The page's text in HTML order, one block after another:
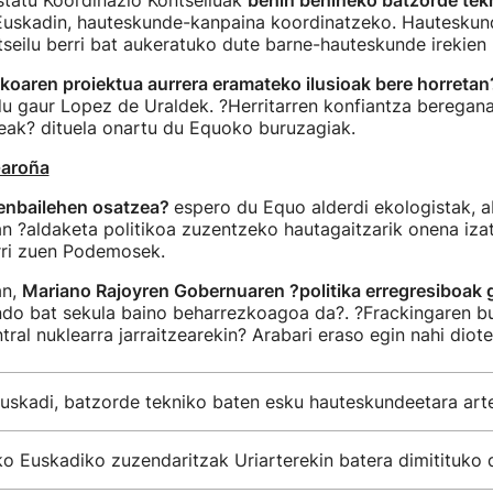
hauteskunde-kanpaina koordinatzeko.
berri bat aukeratuko dute barne-hauteskunde irekien
proiektua aurrera eramateko ilusioak bere
gaur Lopez de Uraldek. ?Herritarren konfiantza
dituela onartu du Equoko buruzagiak.
osatzea? espero du Equo alderdi ekologistak,
?aldaketa politikoa zuzentzeko hautagaitzarik onena
zuen Podemosek.
Mariano Rajoyren Gobernuaren ?politika erregresiboak
bat sekula baino beharrezkoagoa da?. ?Frackingaren
nuklearra jarraitzearekin? Arabari eraso egin nahi
batzorde tekniko baten esku hauteskundeetara
Euskadiko zuzendaritzak Uriarterekin batera dimitituko